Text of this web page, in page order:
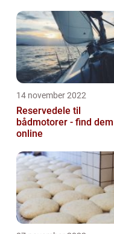
14 november 2022
Reservedele til
bådmotorer - find dem
online